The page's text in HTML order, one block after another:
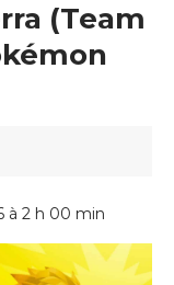
(Team
à 2 h 00 min